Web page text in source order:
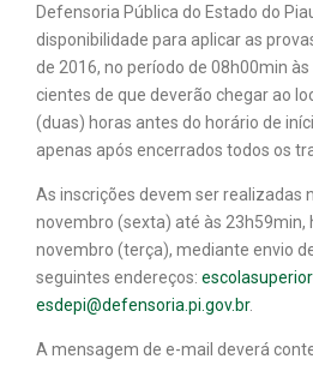
Defensoria Pública do Estado do
disponibilidade para aplicar as
de 2016, no período de 08h00min
cientes de que deverão chegar ao
(duas) horas antes do horário de
apenas após encerrados todos os
As inscrições devem ser realizadas
novembro (sexta) até às 23h59min,
novembro (terça), mediante envio
seguintes endereços:
esdepi@defensoria.pi.gov.br.
A mensagem de e-mail deverá